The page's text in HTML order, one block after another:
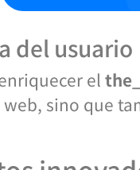
del usuario
el
sino que